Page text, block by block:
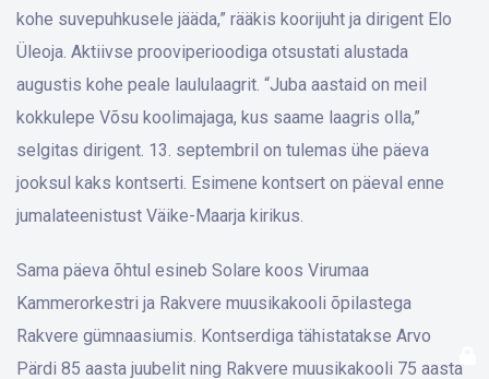
kohe suvepuhkusele jääda,” rääkis koorijuht ja dirigent Elo
Üleoja. Aktiivse prooviperioodiga otsustati alustada
augustis kohe peale laululaagrit. “Juba aastaid on meil
kokkulepe Võsu koolimajaga, kus saame laagris olla,”
selgitas dirigent. 13. septembril on tulemas ühe päeva
jooksul kaks kontserti. Esimene kontsert on päeval enne
jumalateenistust Väike-Maarja kirikus.
Sama päeva õhtul esineb Solare koos Virumaa
Kammerorkestri ja Rakvere muusikakooli õpilastega
Rakvere gümnaasiumis. Kontserdiga tähistatakse Arvo
Pärdi 85 aasta juubelit ning Rakvere muusikakooli 75 aasta